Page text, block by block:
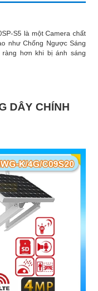
S5 là một Camera chất
như Chống Ngược Sáng
hơn khi bị ánh sáng
DÂY CHÍNH